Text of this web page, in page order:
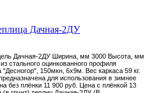
Дачная-2ДУ Ширина, мм 3000 Высота, мм
стального оцинкованного профиля
150мкн, 6х9м. Вес каркаса 59 кг.
для использования в зимнее
без плёнки 11 900 руб. Цена с плёнкой 13